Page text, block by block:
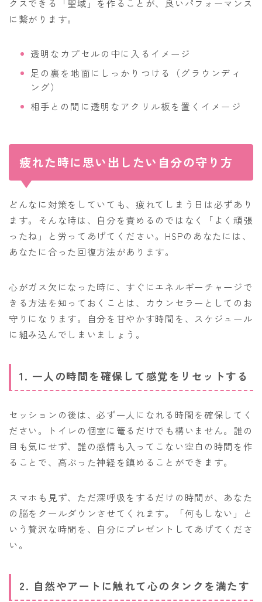
クスできる「聖域」を作ることが、良いパフォーマンス
に繋がります。
透明なカプセルの中に入るイメージ
足の裏を地面にしっかりつける（グラウンディ
ング）
相手との間に透明なアクリル板を置くイメージ
疲れた時に思い出したい自分の守り方
どんなに対策をしていても、疲れてしまう日は必ずあり
ます。そんな時は、自分を責めるのではなく「よく頑張
ったね」と労ってあげてください。HSPのあなたには、
あなたに合った回復方法があります。
心がガス欠になった時に、すぐにエネルギーチャージで
きる方法を知っておくことは、カウンセラーとしてのお
守りになります。自分を甘やかす時間を、スケジュール
に組み込んでしまいましょう。
1. 一人の時間を確保して感覚をリセットする
セッションの後は、必ず一人になれる時間を確保してく
ださい。トイレの個室に篭るだけでも構いません。誰の
目も気にせず、誰の感情も入ってこない空白の時間を作
ることで、高ぶった神経を鎮めることができます。
スマホも見ず、ただ深呼吸をするだけの時間が、あなた
の脳をクールダウンさせてくれます。「何もしない」と
いう贅沢な時間を、自分にプレゼントしてあげてくださ
い。
2. 自然やアートに触れて心のタンクを満たす